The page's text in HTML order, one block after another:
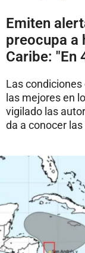
Emiten
preocupa a
Caribe: "En
Las
las mejores en
vigilado las
da a conocer